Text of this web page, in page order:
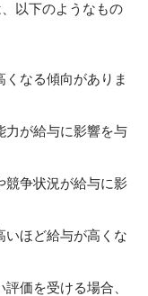
以下のようなもの
なる傾向がありま
力が給与に影響を与
競争状況が給与に影
いほど給与が高くな
価を受ける場合、